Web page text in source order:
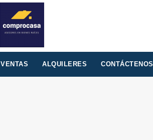
VENTAS ALQUILERES CONTÁCTENOS